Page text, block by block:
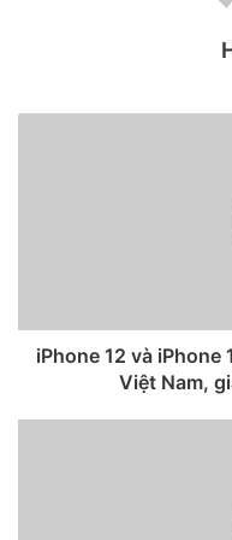
Apple vẫn là “người
leo hai vị trí lên top 6
nhân được cho là vì nhu
iPhone 12 và
Việt Nam,